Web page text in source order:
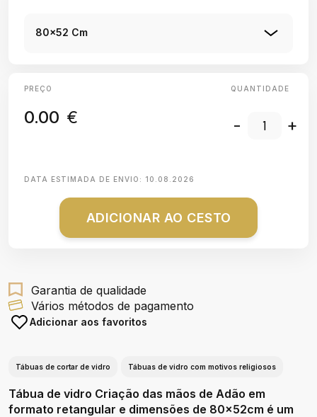
80x52 Cm
PREÇO
0.00 €
QUANTIDADE
- +
DATA ESTIMADA DE ENVIO: 10.08.2026
ADICIONAR AO CESTO
Garantia de qualidade
Vários métodos de pagamento
Adicionar aos favoritos
Tábuas de cortar de vidro Tábuas de vidro com motivos religiosos
Tábua de vidro Criação das mãos de Adão em
formato retangular e dimensões de 80x52cm é um